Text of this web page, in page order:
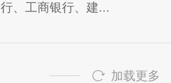
行、工商银行、建...
加载更多